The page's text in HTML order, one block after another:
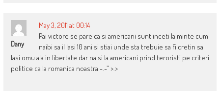
Dany
May 3, 2011 at 00:14
Pai victore se pare ca si americani sunt inceti la minte cum
naibi sa il lasi 10 ani si stiai unde sta trebuie sa fi cretin sa
lasi omu ala in libertate dar na si la americani prind teroristi pe criteri
politice ca la romanica noastra -.-” >.>